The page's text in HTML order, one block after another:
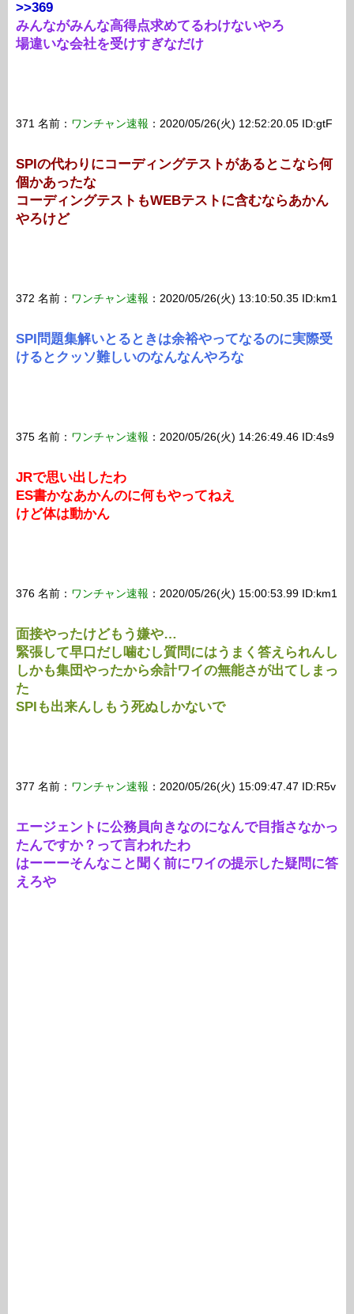
>>369
みんながみんな高得点求めてるわけないやろ
場違いな会社を受けすぎなだけ
371 名前： ワンチャン速報 ：2020/05/26(火) 12:52:20.05 ID:gtF
SPIの代わりにコーディングテストがあるとこなら何
個かあったな
コーディングテストもWEBテストに含むならあかん
やろけど
372 名前： ワンチャン速報 ：2020/05/26(火) 13:10:50.35 ID:km1
SPI問題集解いとるときは余裕やってなるのに実際受
けるとクッソ難しいのなんなんやろな
375 名前： ワンチャン速報 ：2020/05/26(火) 14:26:49.46 ID:4s9
JRで思い出したわ
ES書かなあかんのに何もやってねえ
けど体は動かん
376 名前： ワンチャン速報 ：2020/05/26(火) 15:00:53.99 ID:km1
面接やったけどもう嫌や…
緊張して早口だし噛むし質問にはうまく答えられんし
しかも集団やったから余計ワイの無能さが出てしまっ
た
SPIも出来んしもう死ぬしかないで
377 名前： ワンチャン速報 ：2020/05/26(火) 15:09:47.47 ID:R5v
エージェントに公務員向きなのになんで目指さなかっ
たんですか？って言われたわ
はーーーそんなこと聞く前にワイの提示した疑問に答
えろや